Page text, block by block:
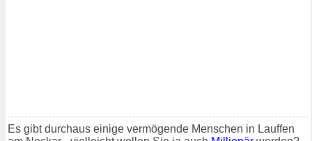
Es gibt durchaus einige vermögende Menschen in Lauffen